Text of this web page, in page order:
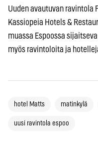
Uuden avautuvan ravintola
Kassiopeia Hotels &
muassa Espoossa
myös ravintoloita ja
hotel Matts matinkylä
uusi ravintola espoo